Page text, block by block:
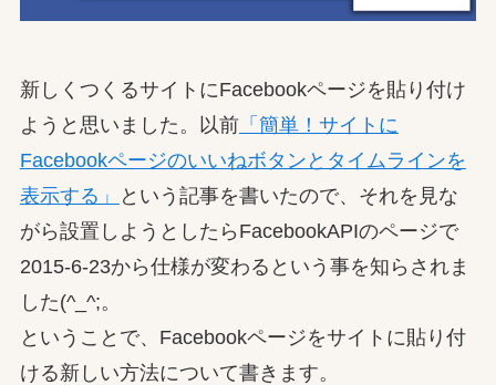
新しくつくるサイトにFacebookページを貼り付け
ようと思いました。以前「簡単！サイトに
Facebookページのいいねボタンとタイムラインを
表示する」
という記事を書いたので、それを見な
がら設置しようとしたらFacebookAPIのページで
2015-6-23から仕様が変わるという事を知らされま
した(^_^;。
ということで、Facebookページをサイトに貼り付
ける新しい方法について書きます。